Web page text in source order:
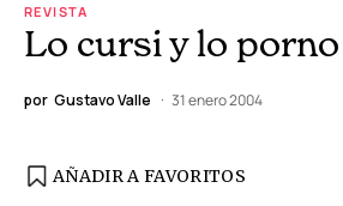
REVISTA
Lo cursi y lo porno
por Gustavo Valle 31 enero 2004
AÑADIR A FAVORITOS